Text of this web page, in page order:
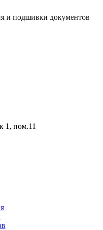
и подшивки документов
1, пом.11